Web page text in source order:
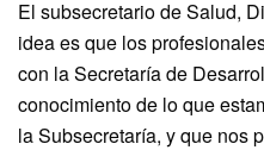
El subsecretario de Salud,
idea es que los
con la Secretaría de
conocimiento de lo que
la Subsecretaría, y que nos